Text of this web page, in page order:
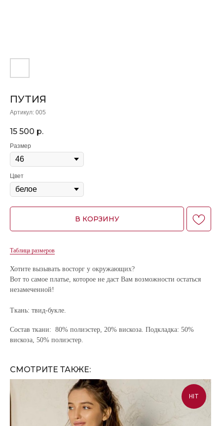
ПУТИЯ
Артикул: 005
15 500 р.
Размер
Цвет
В КОРЗИНУ
Таблица размеров
Хотите вызывать восторг у окружающих?
Вот то самое платье, которое не даст Вам возможности остаться
незамеченной!
Ткань: твид-букле.
Состав ткани: 80% полиэстер, 20% вискоза. Подкладка: 50%
вискоза, 50% полиэстер.
СМОТРИТЕ ТАКЖЕ:
HIT